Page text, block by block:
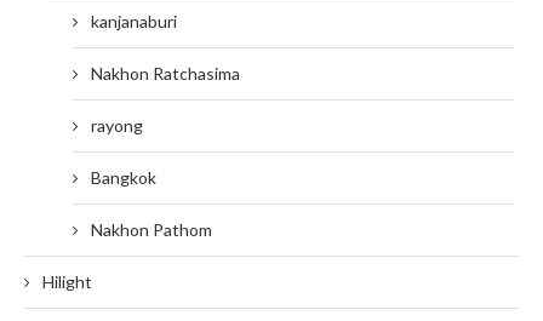
kanjanaburi
Nakhon Ratchasima
rayong
Bangkok
Nakhon Pathom
Hilight